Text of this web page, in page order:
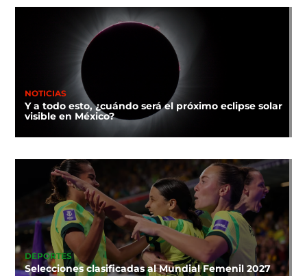
NOTICIAS
Y a todo esto, ¿cuándo será el próximo eclipse solar
visible en México?
DEPORTES
Selecciones clasificadas al Mundial Femenil 2027